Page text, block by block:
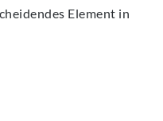
Element in